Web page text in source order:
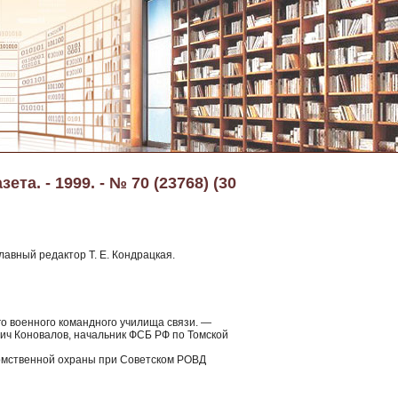
- 1999. - № 70 (23768) (30
редактор Т. Е. Кондрацкая.
военного командного училища связи. —
Коновалов, начальник ФСБ РФ по Томской
охраны при Советском РОВД